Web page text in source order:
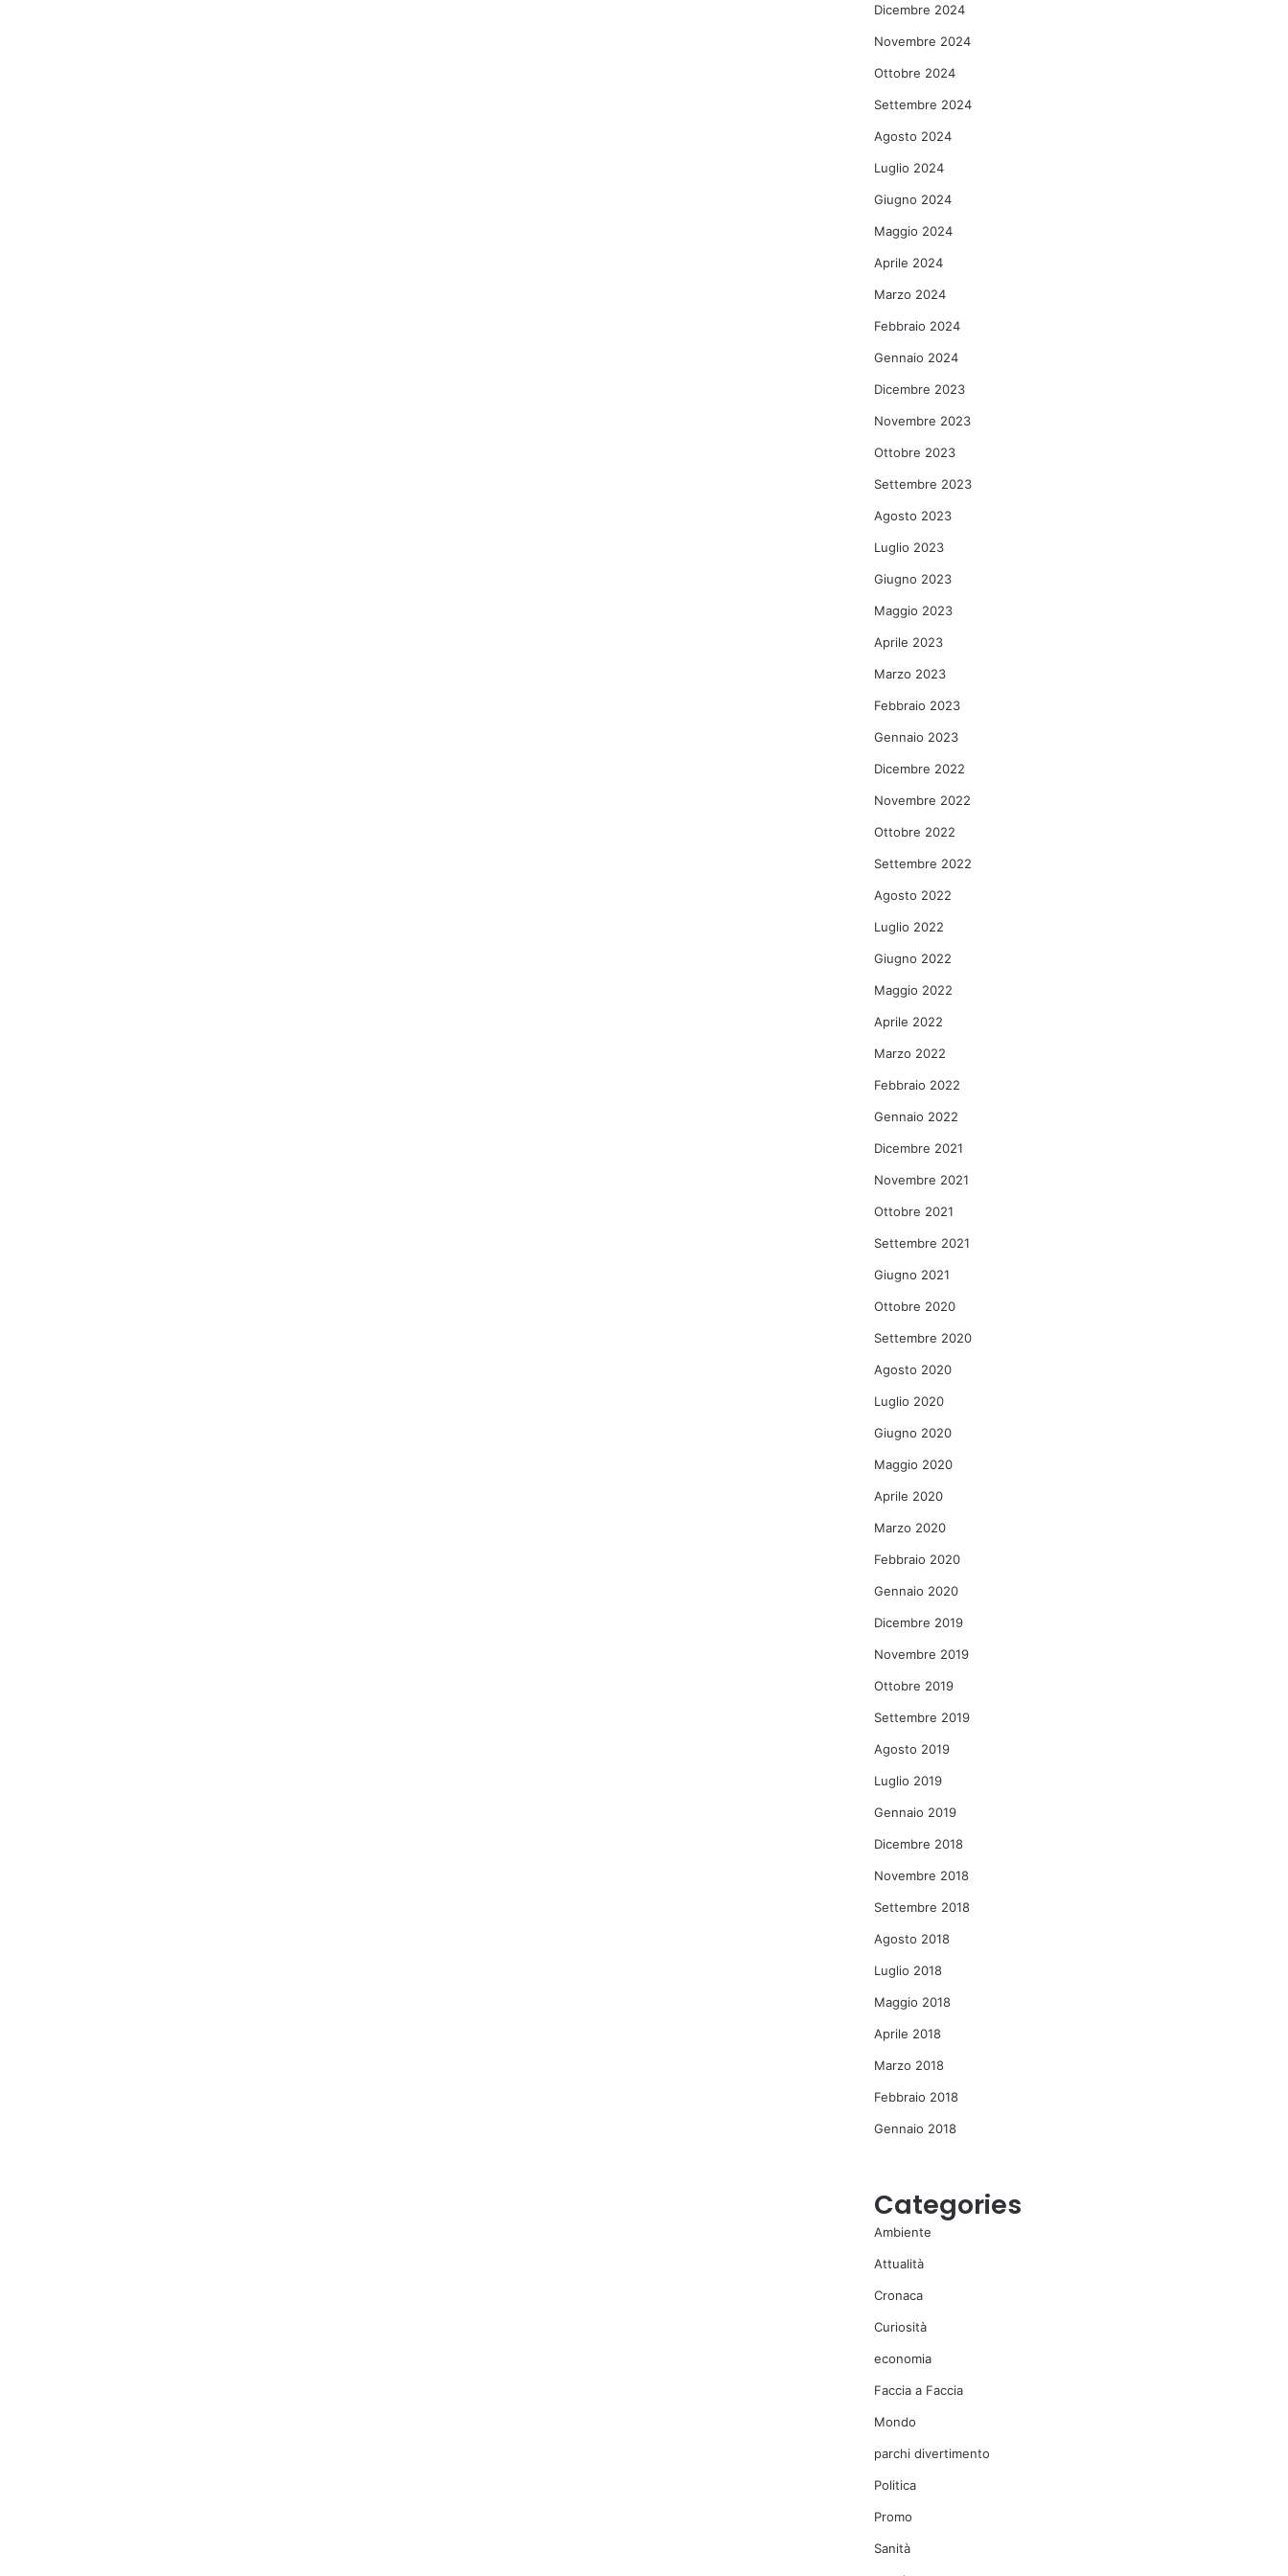
Dicembre 2024
Novembre 2024
Ottobre 2024
Settembre 2024
Agosto 2024
Luglio 2024
Giugno 2024
Maggio 2024
Aprile 2024
Marzo 2024
Febbraio 2024
Gennaio 2024
Dicembre 2023
Novembre 2023
Ottobre 2023
Settembre 2023
Agosto 2023
Luglio 2023
Giugno 2023
Maggio 2023
Aprile 2023
Marzo 2023
Febbraio 2023
Gennaio 2023
Dicembre 2022
Novembre 2022
Ottobre 2022
Settembre 2022
Agosto 2022
Luglio 2022
Giugno 2022
Maggio 2022
Aprile 2022
Marzo 2022
Febbraio 2022
Gennaio 2022
Dicembre 2021
Novembre 2021
Ottobre 2021
Settembre 2021
Giugno 2021
Ottobre 2020
Settembre 2020
Agosto 2020
Luglio 2020
Giugno 2020
Maggio 2020
Aprile 2020
Marzo 2020
Febbraio 2020
Gennaio 2020
Dicembre 2019
Novembre 2019
Ottobre 2019
Settembre 2019
Agosto 2019
Luglio 2019
Gennaio 2019
Dicembre 2018
Novembre 2018
Settembre 2018
Agosto 2018
Luglio 2018
Maggio 2018
Aprile 2018
Marzo 2018
Febbraio 2018
Gennaio 2018
Categories
Ambiente
Attualità
Cronaca
Curiosità
economia
Faccia a Faccia
Mondo
parchi divertimento
Politica
Promo
Sanità